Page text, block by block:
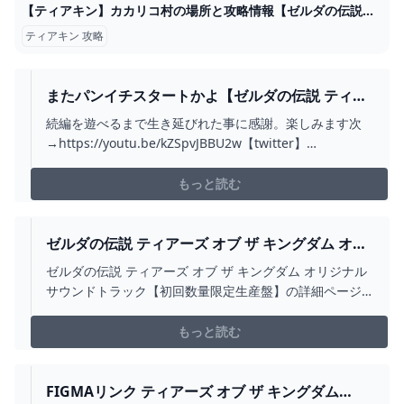
【ティアキン】カカリコ村の場所と攻略情報【ゼルダの伝説ティアーズオブザキングダム】 - SAMURAI GAMERS
ティアキン 攻略
またパンイチスタートかよ【ゼルダの伝説 ティア
ーズ オブ ザ キングダム】＃１ - YOUTUBE
続編を遊べるまで生き延びれた事に感謝。楽しみます次
→https://youtu.be/kZSpvJBBU2w【twitter】
再生リスト】https://www.youtube.com/playlist?
list=PLyqi9vd69...
もっと読む
ゼルダの伝説 ティアーズ オブ ザ キングダム オリ
ジナルサウンドトラック【初回数量限定生産盤】
商品情報 日本コロムビアオフィシャルサイト
ゼルダの伝説 ティアーズ オブ ザ キングダム オリジナル
サウンドトラック【初回数量限定生産盤】の詳細ページ
もっと読む
FIGMAリンク ティアーズ オブ ザ キングダム